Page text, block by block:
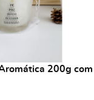
200g com